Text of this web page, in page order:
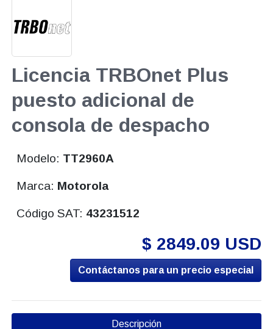
Licencia TRBOnet Plus
puesto adicional de
consola de despacho
Modelo: TT2960A
Marca: Motorola
Código SAT: 43231512
$ 2849.09 USD
Contáctanos para un precio especial
Descripción